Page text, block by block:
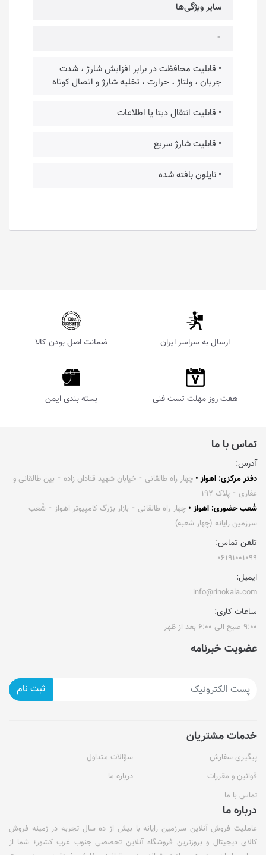
سایر ویژگی‌ها
⁃
• قابلیت محافظت در برابر افزایش شارژ ، شدت
جریان ، ولتاژ ، حرارت ، تخلیه شارژ و اتصال کوتاه
• قابلیت انتقال دیتا یا اطلاعات
• قابلیت شارژ سریع
• نایلون بافته شده
ارسال به سراسر ایران ضمانت اصل بودن کالا
هفت روز مهلت تست فنی بسته بندی ایمن
تماس با ما
آدرس:
دفتر مرکزی: اهواز • چهار راه طالقانی ⁃ خیابان شهید قنادان زاده ⁃ بین طالقانی و
غفاری ⁃ پلاک ۱۹۲
شُعب حضوری: اهواز • چهار راه طالقانی ⁃ بازار بزرگ کامپیوتر اهواز ⁃ شُعب
سرزمین رایانه (چهار شعبه)
تلفن تماس:
۰۶۱۹۱۰۰۱۰۹۹
ایمیل:
info@rinokala.com
ساعات کاری:
۹:۰۰ صبح الی ۶:۰۰ بعد از ظهر
عضویت خبرنامه
ثبت نام
خدمات مشتریان
پیگیری سفارش
سؤالات متداول
قوانین و مقررات
درباره ما
تماس با ما
درباره ما
عاملیت فروش آنلاین سرزمین رایانه با بیش از ده سال تجربه در زمینه فروش
کالای دیجیتال و بروزترین فروشگاه آنلاین تخصصی جنوب غرب کشور؛ شما از